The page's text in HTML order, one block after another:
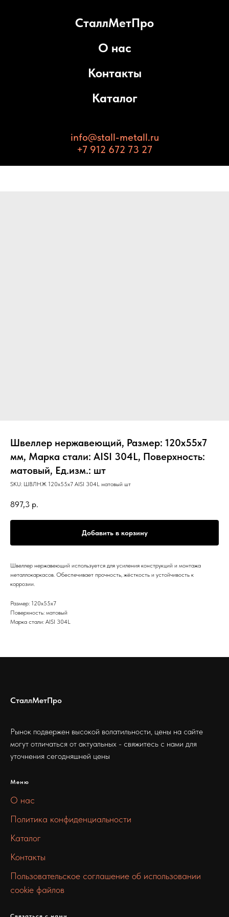
СталлМетПро
О нас
Контакты
Каталог
info@stall-metall.ru
+7 912 672 73 27
Швеллер нержавеющий, Размер: 120х55х7
мм, Марка стали: AISI 304L, Поверхность:
матовый, Ед.изм.: шт
SKU: ШВЛНЖ 120х55х7 AISI 304L матовый шт
897,3 р.
Добавить в корзину
Швеллер нержавеющий используется для усиления конструкций и монтажа
металлокаркасов. Обеспечивает прочность, жёсткость и устойчивость к
коррозии.
Размер: 120х55х7
Поверхность: матовый
Марка стали: AISI 304L
СталлМетПро
Рынок подвержен высокой волатильности, цены на сайте
могут отличаться от актуальных - свяжитесь с нами для
уточнения сегодняшней цены
Меню
О нас
Политика конфиденциальности
Каталог
Контакты
Пользовательское соглашение об использовании
cookie файлов